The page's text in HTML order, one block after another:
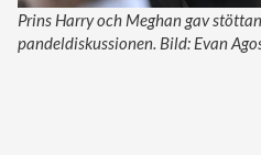
Prins Harry och Meghan gav
pandeldiskussionen. Bild: Evan